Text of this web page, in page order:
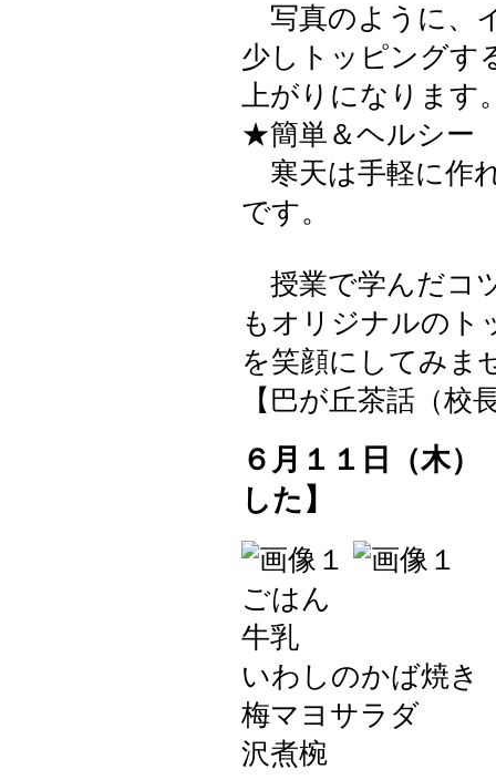
写真のように、
少しトッピングす
上がりになります
★簡単＆ヘルシー
寒天は手軽に作
です。
授業で学んだコ
もオリジナルのト
を笑顔にしてみま
【巴が丘茶話（校
６月１１日（木
した】
ごはん
牛乳
いわしのかば焼き
梅マヨサラダ
沢煮椀